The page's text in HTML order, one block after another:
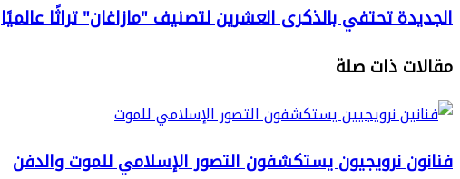
بالرباط
تقرير
"حالة
اللغة
الجديدة
بالذكرى
العشرين
لتصنيف
"مازاغان"
الجديدة تحتفي بالذكرى العشرين لتصنيف "مازاغان" تراثًا عالميًا
مقالات ذات صلة
فنانون نرويجيون يستكشفون التصور الإسلامي للموت والدفن